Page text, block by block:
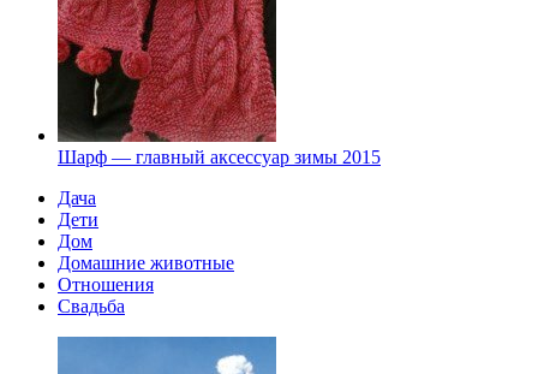
Шарф — главный аксессуар зимы 2015
Дача
Дети
Дом
Домашние животные
Отношения
Свадьба